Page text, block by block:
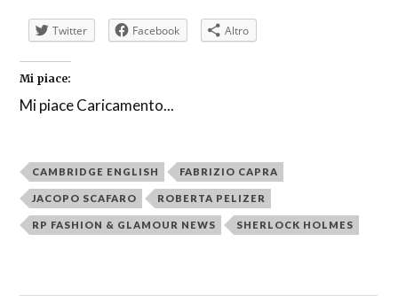
Twitter Facebook Altro
Mi piace:
Mi piaceCaricamento...
CAMBRIDGE ENGLISH FABRIZIO CAPRA
JACOPO SCAFARO ROBERTA PELIZER
RP FASHION & GLAMOUR NEWS SHERLOCK HOLMES